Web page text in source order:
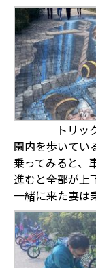
トリッ
園内を歩いてい
乗ってみると、
進むと全部が上
一緒に来た妻は